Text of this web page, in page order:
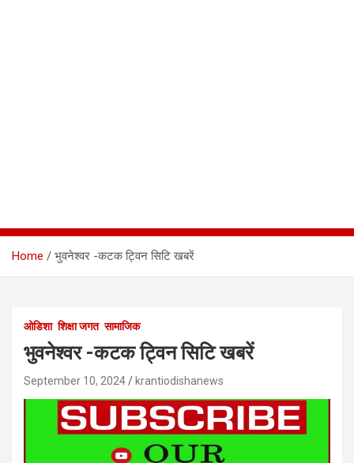
Home भुवनेश्वर -कटक ट्विन सिटि खबरें
ओडिशा शिक्षा जगत सामाजिक
भुवनेश्वर -कटक ट्विन सिटि खबरें
September 10, 2024 krantiodishanews